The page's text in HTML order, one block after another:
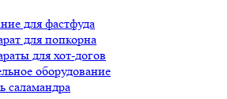
для фастфуда
для попкорна
для хот-догов
оборудование
саламандра